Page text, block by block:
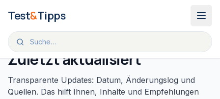
Test&Tipps
Zuletzt aktualisiert
Transparente Updates: Datum, Änderungslog und
Quellen. Das hilft Ihnen, Inhalte und Empfehlungen